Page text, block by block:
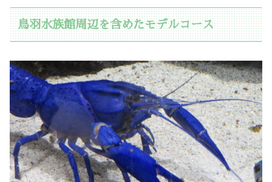
鳥羽水族館周辺を含めたモデルコース